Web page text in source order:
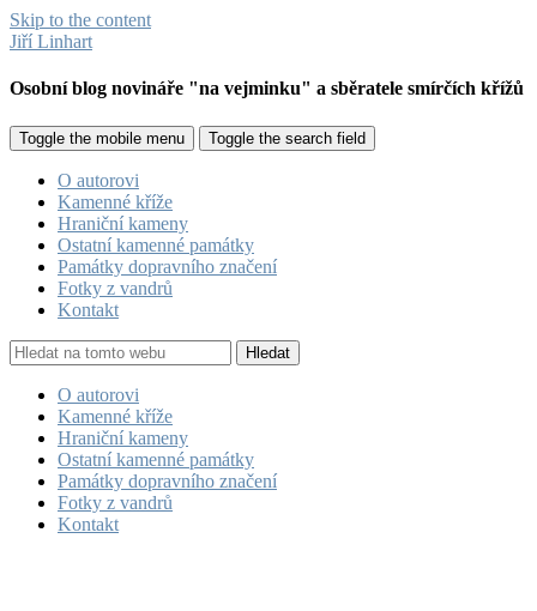
Skip to the content
Jiří Linhart
Osobní blog novináře "na vejminku" a sběratele smírčích křížů
Toggle the mobile menu Toggle the search field
O autorovi
Kamenné kříže
Hraniční kameny
Ostatní kamenné památky
Památky dopravního značení
Fotky z vandrů
Kontakt
Hledat
O autorovi
Kamenné kříže
Hraniční kameny
Ostatní kamenné památky
Památky dopravního značení
Fotky z vandrů
Kontakt